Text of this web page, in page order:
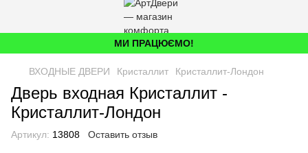
МИ ПРАЦЮЄМО!
ВХОДНЫЕ ДВЕРИ Кристаллит Кристаллит-Лондон
Дверь входная Кристаллит -
Кристаллит-Лондон
Артикул: 13808 Оставить отзыв